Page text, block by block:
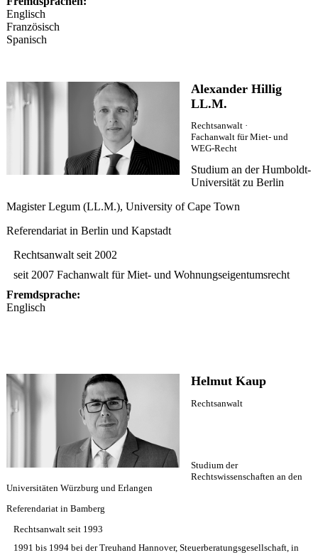
Englisch
Französisch
Spanisch
Alexander Hillig
LL.M.
Rechtsanwalt ·
Fachanwalt für Miet- und
WEG-Recht
Studium an der Humboldt-
Universität zu Berlin
Magister Legum (LL.M.), University of Cape Town
Referendariat in Berlin und Kapstadt
Rechtsanwalt seit 2002
seit 2007 Fachanwalt für Miet- und Wohnungseigentumsrecht
Fremdsprache:
Englisch
Helmut Kaup
Rechtsanwalt
Studium der
Rechtswissenschaften an den
Universitäten Würzburg und Erlangen
Referendariat in Bamberg
Rechtsanwalt seit 1993
1991 bis 1994 bei der Treuhand Hannover, Steuerberatungsgesellschaft, in